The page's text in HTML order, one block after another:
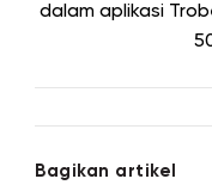
dalam aplikasi
Bagikan artikel